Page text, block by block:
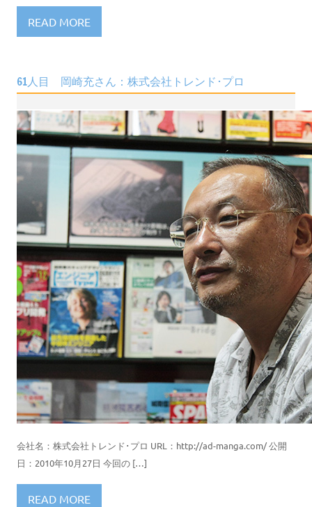
READ MORE
61人目 岡崎充さん：株式会社トレンド･プロ
会社名：株式会社トレンド･プロ URL：http://ad-manga.com/ 公開
日：2010年10月27日 今回の […]
READ MORE